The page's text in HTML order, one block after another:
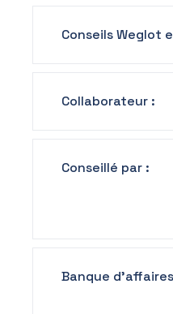
Conseils Weglot
Collaborateur :
Conseillé par :
Banque